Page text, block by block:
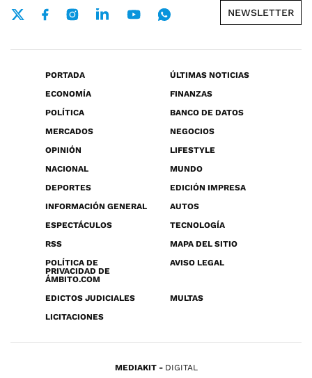
NEWSLETTER
PORTADA
ÚLTIMAS NOTICIAS
ECONOMÍA
FINANZAS
POLÍTICA
BANCO DE DATOS
MERCADOS
NEGOCIOS
OPINIÓN
LIFESTYLE
NACIONAL
MUNDO
DEPORTES
EDICIÓN IMPRESA
INFORMACIÓN GENERAL
AUTOS
ESPECTÁCULOS
TECNOLOGÍA
RSS
MAPA DEL SITIO
POLÍTICA DE
PRIVACIDAD DE
ÁMBITO.COM
AVISO LEGAL
EDICTOS JUDICIALES
MULTAS
LICITACIONES
MEDIAKIT DIGITAL